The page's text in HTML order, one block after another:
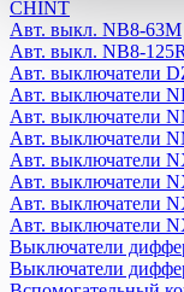
Выключатели-
Выключатели-
Дифференциальные
Дифференциальные
Дифференциальные
Дифференциальные
Дифференциальные
Дифференциальные
CHINT
Авт. выкл. NB8-63M
Авт. выкл. NB8-125R
Авт. выключатели
Авт. выключатели
Авт. выключатели
Авт. выключатели
Авт. выключатели
Авт. выключатели
Авт. выключатели
Авт. выключатели
Выключатели
Выключатели